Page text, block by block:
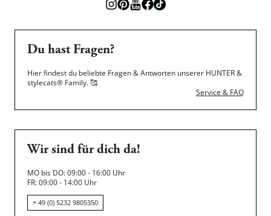
Du hast Fragen?
Hier findest du beliebte Fragen & Antworten unserer HUNTER &
stylecats® Family.🥰
Service & FAQ
Wir sind für dich da!
MO bis DO: 09:00 - 16:00 Uhr
FR: 09:00 - 14:00 Uhr
+ 49 (0) 5232 9805350